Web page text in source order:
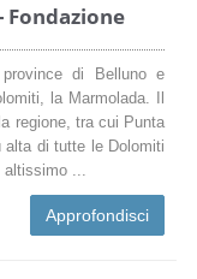
Fondazione
di Belluno e
la Marmolada. Il
regione, tra cui Punta
alta di tutte le Dolomiti
...
Approfondisci